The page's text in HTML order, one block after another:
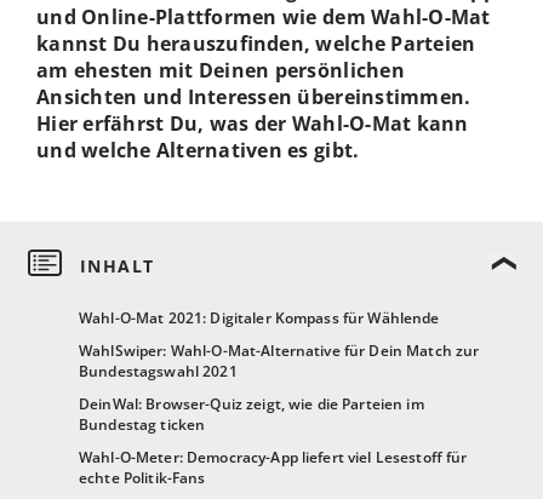
Wahl-O-Mat 2021: Digitaler Kompass für Wählende
WahlSwiper: Wahl-O-Mat-Alternative für Dein Match zur
Bundestagswahl 2021
DeinWal: Browser-Quiz zeigt, wie die Parteien im
Bundestag ticken
Wahl-O-Meter: Democracy-App liefert viel Lesestoff für
echte Politik-Fans
und Online-Plattformen wie dem Wahl-O-Mat
kannst Du herauszufinden, welche Parteien
am ehesten mit Deinen persönlichen
Ansichten und Interessen übereinstimmen.
Hier erfährst Du, was der Wahl-O-Mat kann
und welche Alternativen es gibt.